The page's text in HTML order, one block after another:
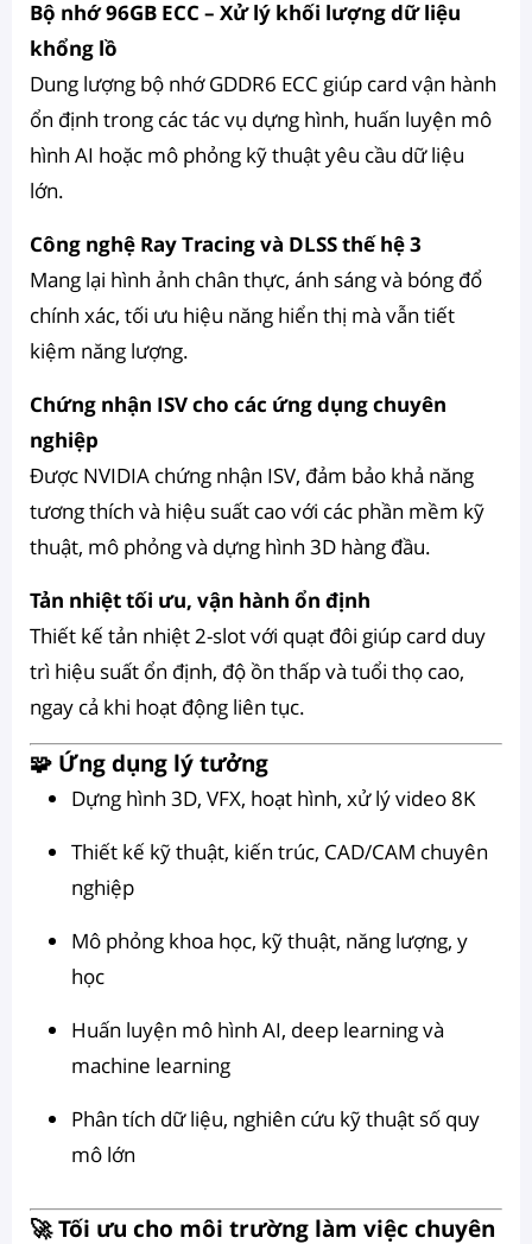
Bộ nhớ 96GB ECC – Xử lý khối lượng dữ liệu
khổng lồ
Dung lượng bộ nhớ GDDR6 ECC giúp card vận hành
ổn định trong các tác vụ dựng hình, huấn luyện mô
hình AI hoặc mô phỏng kỹ thuật yêu cầu dữ liệu
lớn.
Công nghệ Ray Tracing và DLSS thế hệ 3
Mang lại hình ảnh chân thực, ánh sáng và bóng đổ
chính xác, tối ưu hiệu năng hiển thị mà vẫn tiết
kiệm năng lượng.
Chứng nhận ISV cho các ứng dụng chuyên
nghiệp
Được NVIDIA chứng nhận ISV, đảm bảo khả năng
tương thích và hiệu suất cao với các phần mềm kỹ
thuật, mô phỏng và dựng hình 3D hàng đầu.
Tản nhiệt tối ưu, vận hành ổn định
Thiết kế tản nhiệt 2-slot với quạt đôi giúp card duy
trì hiệu suất ổn định, độ ồn thấp và tuổi thọ cao,
ngay cả khi hoạt động liên tục.
🧩 Ứng dụng lý tưởng
Dựng hình 3D, VFX, hoạt hình, xử lý video 8K
Thiết kế kỹ thuật, kiến trúc, CAD/CAM chuyên
nghiệp
Mô phỏng khoa học, kỹ thuật, năng lượng, y
học
Huấn luyện mô hình AI, deep learning và
machine learning
Phân tích dữ liệu, nghiên cứu kỹ thuật số quy
mô lớn
🚀 Tối ưu cho môi trường làm việc chuyên